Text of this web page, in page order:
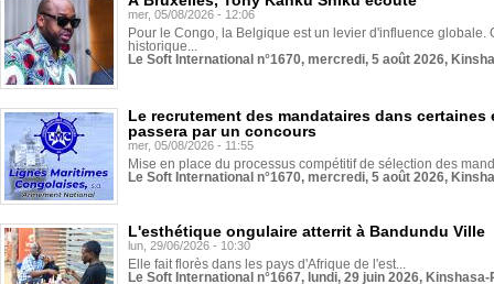
mer, 05/08/2026 - 12:06
Pour le Congo, la Belgique est un levier d'influence globale.
historique...
Le Soft International n°1670, mercredi, 5 août 2026,
Le recrutement des mandataires dans
passera par un concours
mer, 05/08/2026 - 11:55
Mise en place du processus compétitif de sélection des
Le Soft International n°1670, mercredi, 5 août 2026,
L'esthétique ongulaire atterrit à Bandundu Ville
lun, 29/06/2026 - 10:30
Elle fait florès dans les pays d'Afrique de l'est...
Le Soft International n°1667, lundi, 29 juin 2026,